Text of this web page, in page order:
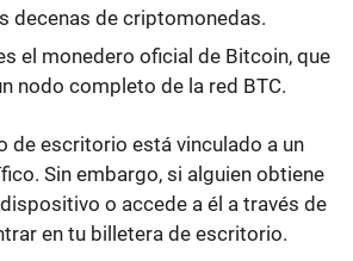
decenas de criptomonedas.
el monedero oficial de Bitcoin, que
nodo completo de la red BTC.
de escritorio está vinculado a un
Sin embargo, si alguien obtiene
o accede a él a través de
en tu billetera de escritorio.